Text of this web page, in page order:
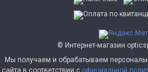
© Интернет-магазин
Мы получаем и обрабатываем
сайта в соответствии с официальной